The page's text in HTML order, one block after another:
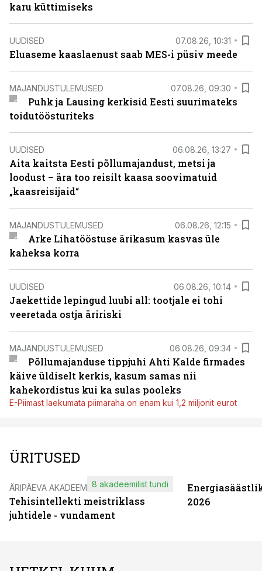
karu küttimiseks
UUDISED 07.08.26, 10:31
Eluaseme kaaslaenust saab MES-i püsiv meede
MAJANDUSTULEMUSED 07.08.26, 09:30
Puhk ja Lausing kerkisid Eesti suurimateks
toidutöösturiteks
UUDISED 06.08.26, 13:27
Aita kaitsta Eesti põllumajandust, metsi ja
loodust – ära too reisilt kaasa soovimatuid
„kaasreisijaid“
MAJANDUSTULEMUSED 06.08.26, 12:15
Arke Lihatööstuse ärikasum kasvas üle
kaheksa korra
UUDISED 06.08.26, 10:14
Jaekettide lepingud luubi all: tootjale ei tohi
veeretada ostja äririski
MAJANDUSTULEMUSED 06.08.26, 09:34
Põllumajanduse tippjuhi Ahti Kalde firmades
käive üldiselt kerkis, kasum samas nii
kahekordistus kui ka sulas pooleks
E-Piimast laekumata piimaraha on enam kui 1,2 miljonit eurot
ÜRITUSED
ÄRIPÄEVA AKADEEMIA
Tehisintellekti meistriklass
juhtidele - vundament
8 akadeemilist tundi
2026